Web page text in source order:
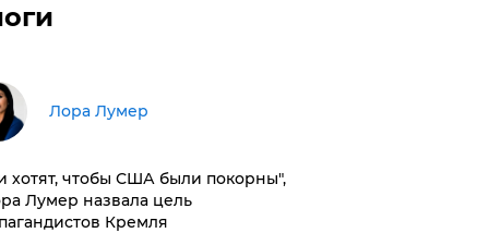
​Лора Лумер
хотят, чтобы США были покорны",
Лумер назвала цель
Кремля